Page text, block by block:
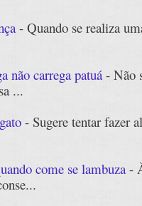
- Quando se realiza
não carrega patuá- Não
...
- Sugere tentar fazer
come se lambuza -